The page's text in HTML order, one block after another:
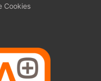
Cookies